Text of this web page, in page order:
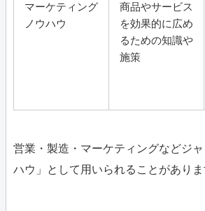
マーケティング
ノウハウ
商品やサービス
を効果的に広め
るための知識や
施策
営業・製造・マーケティングなどジ
ハウ」として用いられることがありま